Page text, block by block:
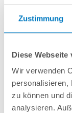
Zustimmung
Diese Webseite
Wir verwenden
personalisieren,
zu können und
analysieren.